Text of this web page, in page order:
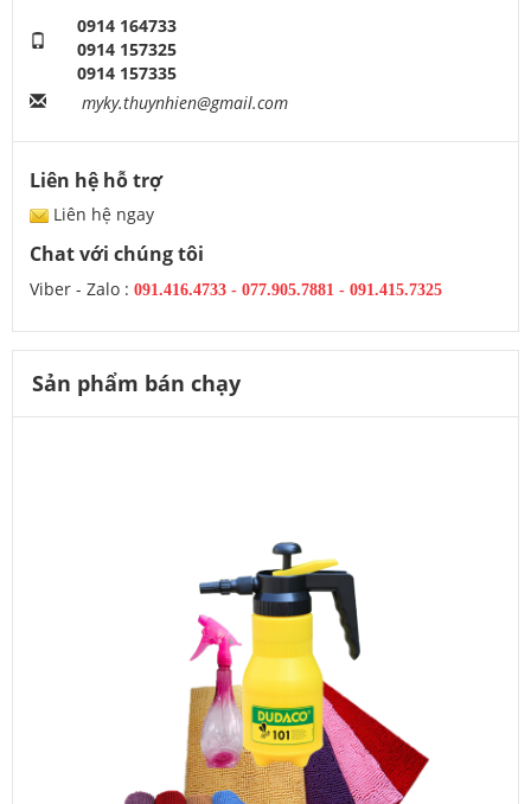
0914 164733
0914 157325
0914 157335
myky.thuynhien@gmail.com
Liên hệ hỗ trợ
Liên hệ ngay
Chat với chúng tôi
Viber - Zalo : 091.416.4733 - 077.905.7881 - 091.415.7325
Sản phẩm bán chạy